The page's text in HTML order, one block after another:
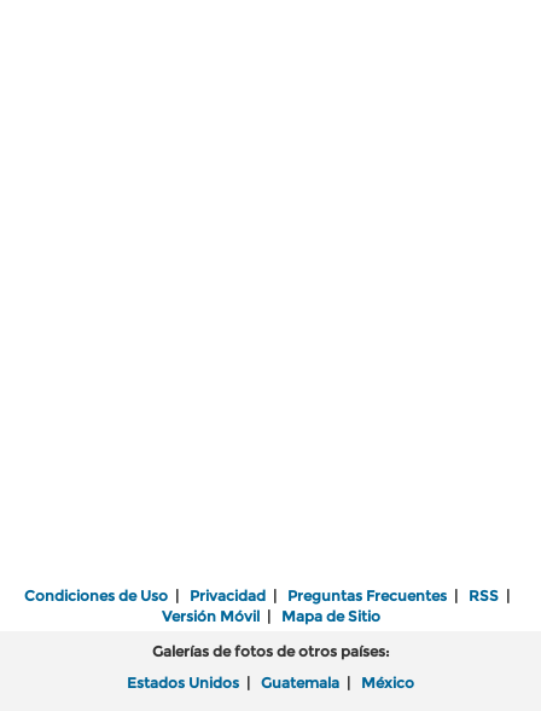
Condiciones de Uso | Privacidad | Preguntas Frecuentes | RSS |
Versión Móvil| Mapa de Sitio
Galerías de fotos de otros países:
Estados Unidos | Guatemala | México